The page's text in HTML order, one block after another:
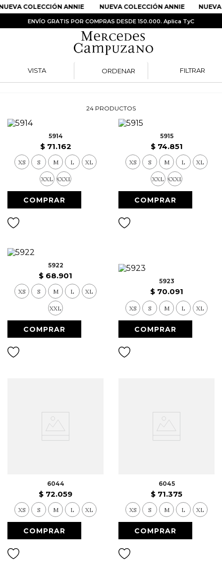
COLECCIÓN ANNIE NUEVA COLECCIÓN ANNIE NUEVA
ENVÍO GRATIS POR COMPRAS DESDE 150.000. Aplica TyC
VISTA ORDENAR FILTRAR
24 PRODUCTOS
5914
$ 71.162
XS S M L XL
XXL XXXL
5915
$ 74.851
XS S M L XL
XXL XXXL
5922
$ 68.901
XS S M L XL
XXL
5923
$ 70.091
XS S M L XL
6044
$ 72.059
XS S M L XL
6045
$ 71.375
XS S M L XL
PRODUCTOS MÁS BUSCADOS
Kimonos
Vestido
.
Falda
Bolso
Faldas
8.
10. Chaqueta